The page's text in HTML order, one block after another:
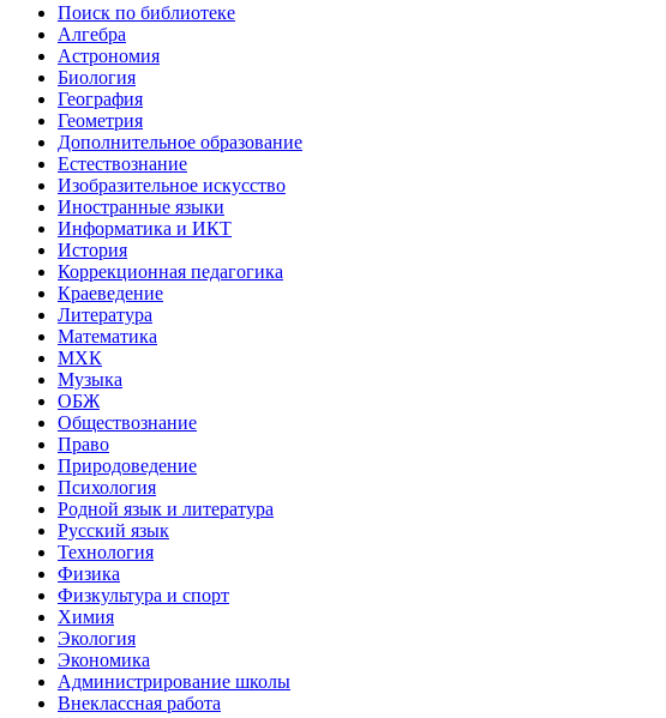
Поиск по библиотеке
Алгебра
Астрономия
Биология
География
Геометрия
Дополнительное образование
Естествознание
Изобразительное искусство
Иностранные языки
Информатика и ИКТ
История
Коррекционная педагогика
Краеведение
Литература
Математика
МХК
Музыка
ОБЖ
Обществознание
Право
Природоведение
Психология
Родной язык и литература
Русский язык
Технология
Физика
Физкультура и спорт
Химия
Экология
Экономика
Администрирование школы
Внеклассная работа